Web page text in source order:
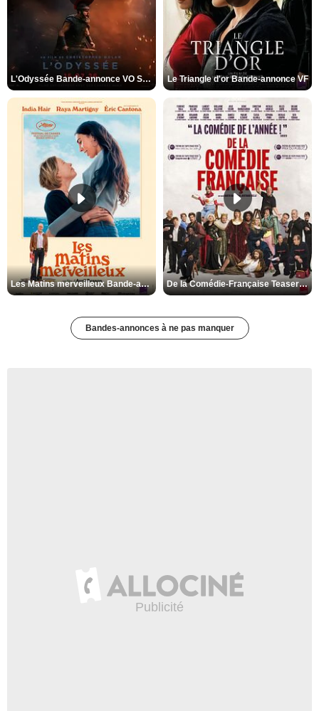
L'Odyssée Bande-annonce VO STFR Le Triangle d'or Bande-annonce VF
Les Matins merveilleux Bande-annonce VF De la Comédie-Française Teaser VF
Bandes-annonces à ne pas manquer